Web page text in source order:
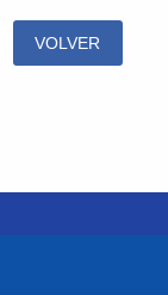
VOLVER